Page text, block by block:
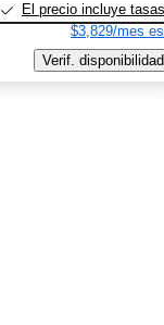
El precio incluye tasas
$3,829/mes
Verif. disponibilidad